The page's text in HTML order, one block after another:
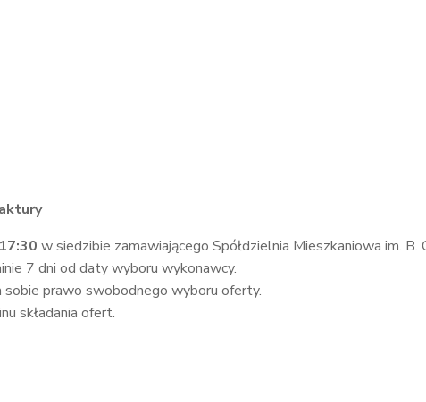
w siedzibie zamawiającego Spółdzielnia Mieszkaniowa im.
7 dni od daty wyboru wykonawcy.
sobie prawo swobodnego wyboru oferty.
składania ofert.